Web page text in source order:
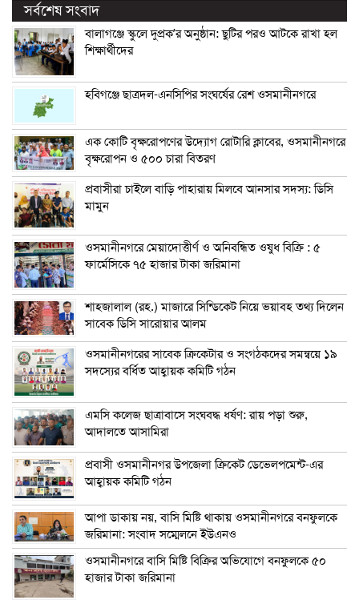
সর্বশেষ সংবাদ
বালাগঞ্জে স্কুলে দুপ্রক’র অনুষ্ঠান: ছুটির পরও আটকে রাখা হল
শিক্ষার্থীদের
হবিগঞ্জে ছাত্রদল-এনসিপির সংঘর্ষের রেশ ওসমানীনগরে
এক কোটি বৃক্ষরোপণের উদ্যোগ রোটারি ক্লাবের, ওসমানীনগরে
বৃক্ষরোপন ও ৫০০ চারা বিতরণ
প্রবাসীরা চাইলে বাড়ি পাহারায় মিলবে আনসার সদস্য: ডিসি
মামুন
ওসমানীনগরে মেয়াদোত্তীর্ণ ও অনিবন্ধিত ওষুধ বিক্রি : ৫
ফার্মেসিকে ৭৫ হাজার টাকা জরিমানা
শাহজালাল (রহ.) মাজারে সিন্ডিকেট নিয়ে ভয়াবহ তথ্য দিলেন
সাবেক ডিসি সারোয়ার আলম
ওসমানীনগরের সাবেক ক্রিকেটার ও সংগঠকদের সমন্বয়ে ১৯
সদস্যের বর্ধিত আহ্বায়ক কমিটি গঠন
এম‌সি কলেজ ছাত্রাবাসে সংঘবদ্ধ ধর্ষণ: রায় পড়া শুরু,
আদালতে আসামিরা
প্রবাসী ওসমানীনগর উপজেলা ক্রিকেট ডেভেলপমেন্ট-এর
আহ্বায়ক কমিটি গঠন
আপা ডাকায় নয়, বাসি মিষ্টি থাকায় ওসমানীনগরে বনফুলকে
জরিমানা: সংবাদ সম্মেলনে ইউএনও
ওসমানীনগরে বাসি মিষ্টি বিক্রির অভিযোগে বনফুলকে ৫০
হাজার টাকা জরিমানা